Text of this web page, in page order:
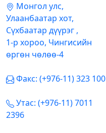
Mонгол улс,
Улаанбаатар хот,
Сүхбаатар дүүрэг ,
1-р хороо, Чингисийн
өргөн чөлөө-4
Факс: (+976-11) 323 100
Утас: (+976-11) 7011
2396